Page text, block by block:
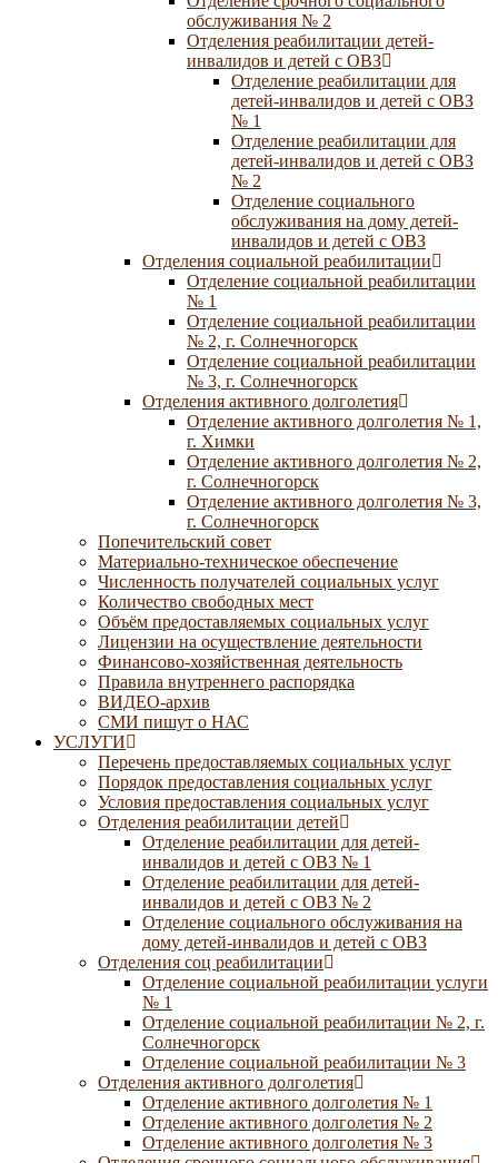
обслуживания № 2
Отделения реабилитации детей-
инвалидов и детей с ОВЗ
Отделение реабилитации для
детей-инвалидов и детей с ОВЗ
№ 1
Отделение реабилитации для
детей-инвалидов и детей с ОВЗ
№ 2
Отделение социального
обслуживания на дому детей-
инвалидов и детей с ОВЗ
Отделения социальной реабилитации
Отделение социальной реабилитации
№ 1
Отделение социальной реабилитации
№ 2, г. Солнечногорск
Отделение социальной реабилитации
№ 3, г. Солнечногорск
Отделения активного долголетия
Отделение активного долголетия № 1,
г. Химки
Отделение активного долголетия № 2,
г. Солнечногорск
Отделение активного долголетия № 3,
г. Солнечногорск
Попечительский совет
Материально-техническое обеспечение
Численность получателей социальных услуг
Количество свободных мест
Объём предоставляемых социальных услуг
Лицензии на осуществление деятельности
Финансово-хозяйственная деятельность
Правила внутреннего распорядка
ВИДЕО-архив
СМИ пишут о НАС
УСЛУГИ
Перечень предоставляемых социальных услуг
Порядок предоставления социальных услуг
Условия предоставления социальных услуг
Отделения реабилитации детей
Отделение реабилитации для детей-
инвалидов и детей с ОВЗ № 1
Отделение реабилитации для детей-
инвалидов и детей с ОВЗ № 2
Отделение социального обслуживания на
дому детей-инвалидов и детей с ОВЗ
Отделения соц реабилитации
Отделение социальной реабилитации услуги
№ 1
Отделение социальной реабилитации № 2, г.
Солнечногорск
Отделение социальной реабилитации № 3
Отделения активного долголетия
Отделение активного долголетия № 1
Отделение активного долголетия № 2
Отделение активного долголетия № 3